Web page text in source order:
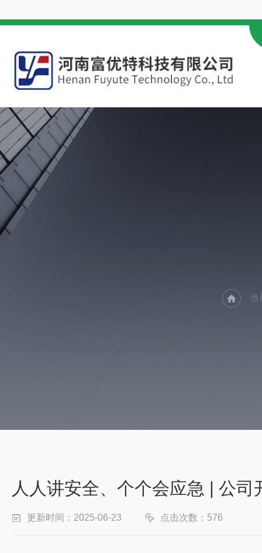
当
人人讲安全、个个会应急 | 公司
更新时间：2025-06-23 点击次数：576